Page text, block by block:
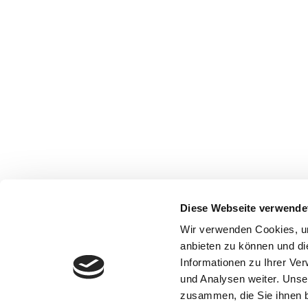
Diese Webseite
Wir verwenden Cookies,
anbieten zu können und
Informationen zu Ihrer
und Analysen weiter.
zusammen, die Sie ihnen